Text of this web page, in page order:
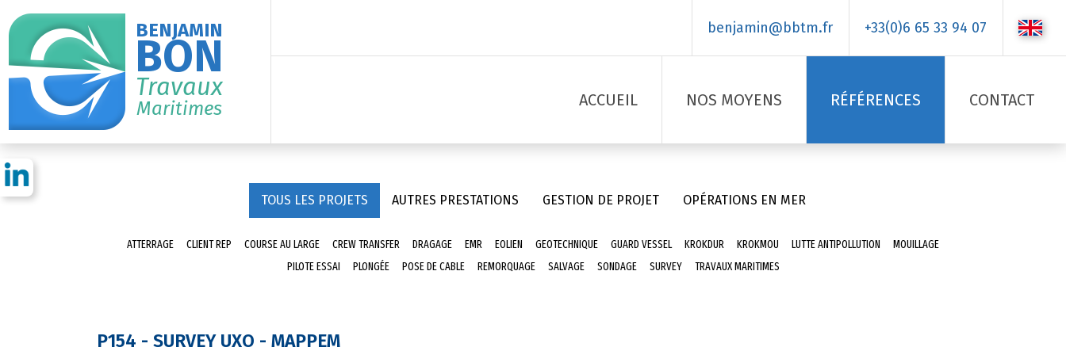
benjamin@bbtm.fr +33(0)6 65 33 94 07
BENJAMIN
BON
Travaux
Maritimes ACCUEIL NOS MOYENS RÉFÉRENCES CONTACT
TOUS LES PROJETS AUTRES PRESTATIONS GESTION DE PROJET OPÉRATIONS EN MER
ATTERRAGE CLIENT REP COURSE AU LARGE CREW TRANSFER DRAGAGE EMR EOLIEN GEOTECHNIQUE GUARD VESSEL KROKDUR KROKMOU LUTTE ANTIPOLLUTION
MOUILLAGE
PILOTE ESSAI
PLONGÉE POSE DE CABLE REMORQUAGE SALVAGE SONDAGE SURVEY TRAVAUX MARITIMES
P154 - SURVEY UXO - MAPPEM